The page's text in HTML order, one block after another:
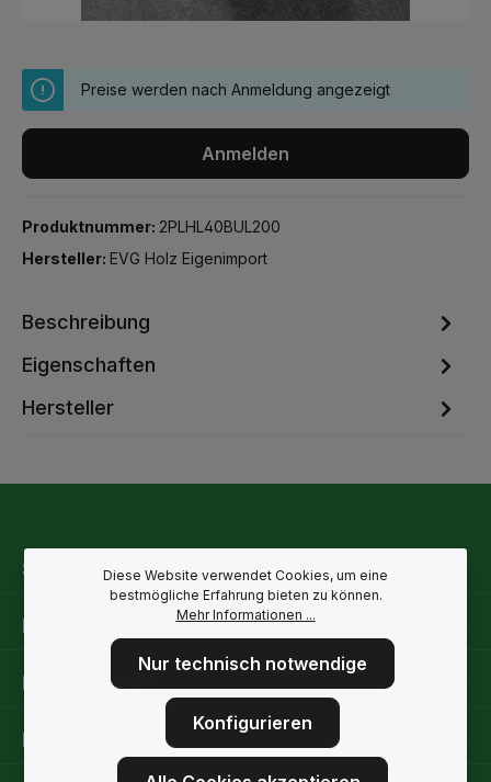
Preise werden nach Anmeldung angezeigt
Anmelden
Produktnummer: 2PLHL40BUL200
Hersteller: EVG Holz Eigenimport
Beschreibung
Eigenschaften
Hersteller
Service-Hotline
Rechtliche Hinweise
Informationen
Folge uns
Diese Website verwendet Cookies, um eine
bestmögliche Erfahrung bieten zu können.
Mehr Informationen ...
Nur technisch notwendige
Konfigurieren